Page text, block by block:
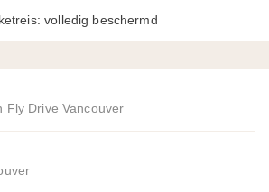
volledig beschermd
Fly Drive Vancouver